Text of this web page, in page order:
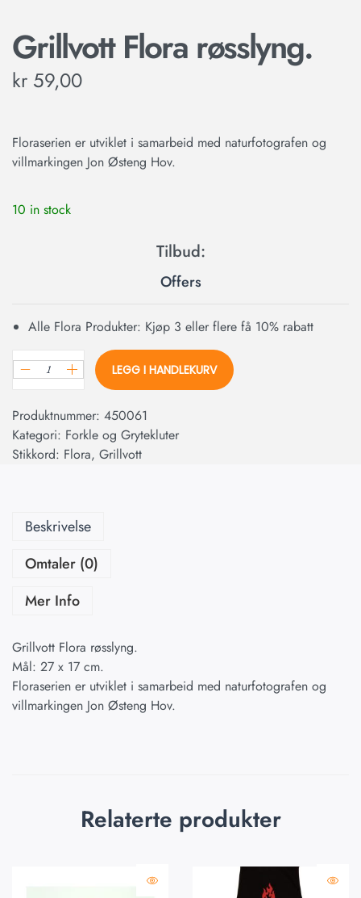
Grillvott Flora røsslyng.
kr 59,00
Floraserien er utviklet i samarbeid med naturfotografen og
villmarkingen Jon Østeng Hov.
10 in stock
Offers
Alle Flora Produkter: Kjøp 3 eller flere få 10% rabatt
LEGG I HANDLEKURV
Produktnummer: 450061
Kategori: Forkle og Grytekluter
Stikkord: Flora, Grillvott
Beskrivelse
Omtaler (0)
Mer Info
Grillvott Flora røsslyng.
Mål: 27 x 17 cm.
Floraserien er utviklet i samarbeid med naturfotografen og
villmarkingen Jon Østeng Hov.
Relaterte produkter